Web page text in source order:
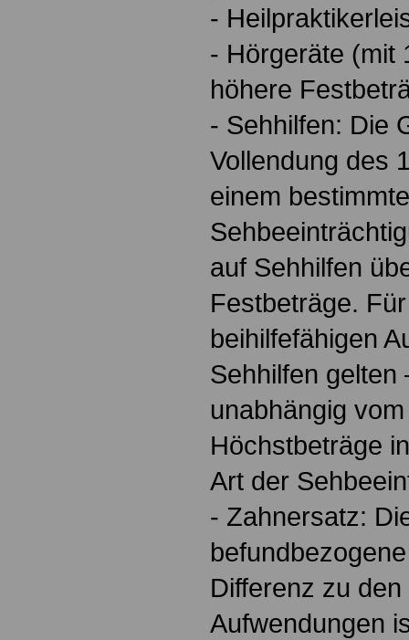
-
- Hörgeräte (mit
höhere
- Sehhilfen: Die
Vollendung des
einem
auf Sehhilfen
Festbeträge.
beihilfefähigen
Sehhilfen gelten
unabhängig
Höchstbeträge
Art der
- Zahnersatz:
Differenz zu
Aufwendungen